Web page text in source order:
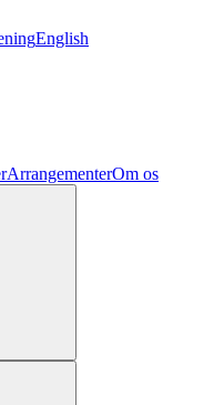
English
ArrangementerOm os